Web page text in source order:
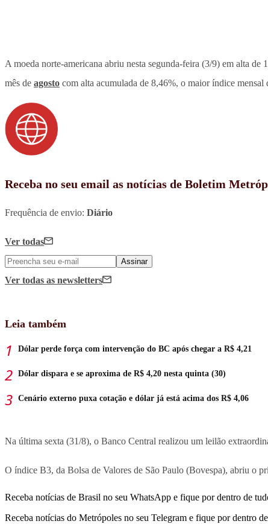
A moeda norte-americana abriu nesta segunda-feira (3/9) em alta de
mês de agosto com alta acumulada de 8,46%, o maior índice mensal
Receba no seu email as notícias de Boletim
Frequência de envio: Diário
Ver todas
Assinar
Ver todas as newsletters
Leia também
Dólar perde força com intervenção do BC após chegar a R$ 4,21
Dólar dispara e se aproxima de R$ 4,20 nesta quinta (30)
Cenário externo puxa cotação e dólar já está acima dos R$ 4,06
Na última sexta (31/8), o Banco Central realizou um leilão
O índice B3, da Bolsa de Valores de São Paulo (Bovespa), abriu o
Receba notícias de Brasil no seu WhatsApp e fique por dentro de
Receba notícias do Metrópoles no seu Telegram e fique por dentro